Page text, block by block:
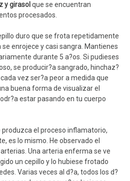
y girasol que se encuentran
procesados.
duro que se frota repetidamente
enrojece y casi sangra. Mantienes
durante 5 a?os. Si pudieses
se producir?a sangrado, hinchaz?
vez ser?a peor a medida que
buena forma de visualizar el
estar pasando en tu cuerpo
produzca el proceso inflamatorio,
es lo mismo. He observado el
Una arteria enferma se ve
un cepillo y lo hubiese frotado
Varias veces al d?a, todos los d?